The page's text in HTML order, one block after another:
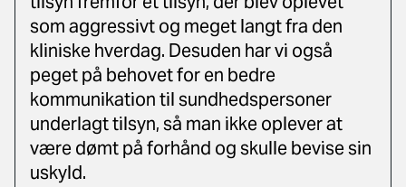
som aggressivt og meget langt fra den
kliniske hverdag. Desuden har vi også
peget på behovet for en bedre
kommunikation til sundhedspersoner
underlagt tilsyn, så man ikke oplever at
være dømt på forhånd og skulle bevise sin
uskyld.